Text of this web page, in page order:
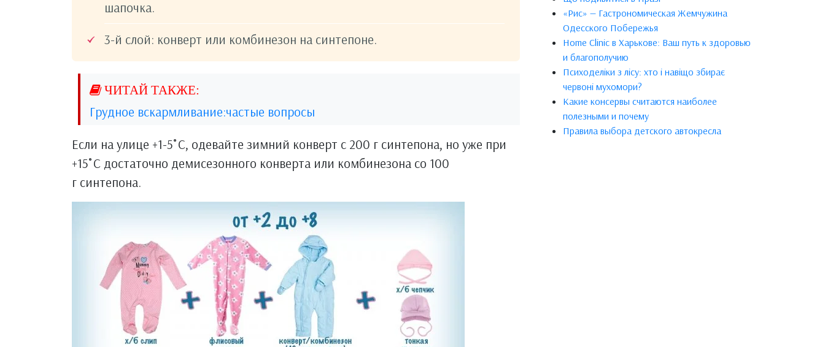
шапочка.
3-й слой: конверт или комбинезон на синтепоне.
Грудное вскармливание:частые вопросы
Если на улице +1-5˚С, одевайте зимний конверт с 200 г синтепона, но уже при
+15˚С достаточно демисезонного конверта или комбинезона со 100
г синтепона.
«Рис» — Гастрономическая Жемчужина
Одесского Побережья
Home Clinic в Харькове: Ваш путь к здоровью
и благополучию
Психоделіки з лісу: хто і навіщо збирає
червоні мухомори?
Какие консервы считаются наиболее
полезными и почему
Правила выбора детского автокресла